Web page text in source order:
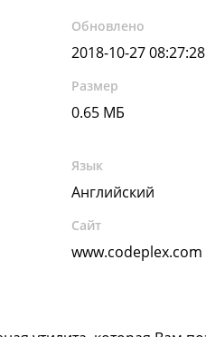
Обновлено
2018-10-27 08:27:28
Размер
0.65 МБ
Язык
Английский
Сайт
www.codeplex.com